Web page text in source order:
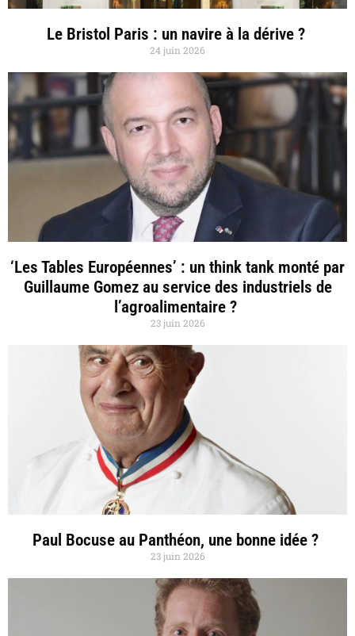
Le Bristol Paris : un navire à la dérive ?
24 juin 2026
‘Les Tables Européennes’ : un think tank monté par
Guillaume Gomez au service des industriels de
l’agroalimentaire ?
23 juin 2026
Paul Bocuse au Panthéon, une bonne idée ?
23 juin 2026